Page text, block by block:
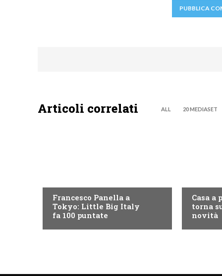
Articoli correlati ALL 20 MEDIASET
Francesco Panella a
Tokyo: Little Big Italy
fa 100 puntate
Casa a
torna
novità